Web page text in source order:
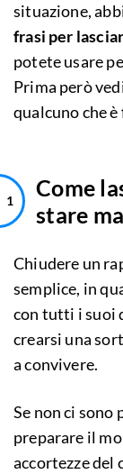
situazione,
frasi per
potete usare
Prima però
qualcuno che
Come
stare
Chiudere un
semplice, in
con tutti i suoi
crearsi una
a convivere.
Se non ci sono
preparare il
accortezze del